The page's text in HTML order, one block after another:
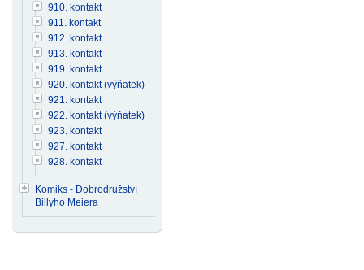
910. kontakt
911. kontakt
912. kontakt
913. kontakt
919. kontakt
920. kontakt (výňatek)
921. kontakt
922. kontakt (výňatek)
923. kontakt
927. kontakt
928. kontakt
Komiks - Dobrodružství
Billyho Meiera